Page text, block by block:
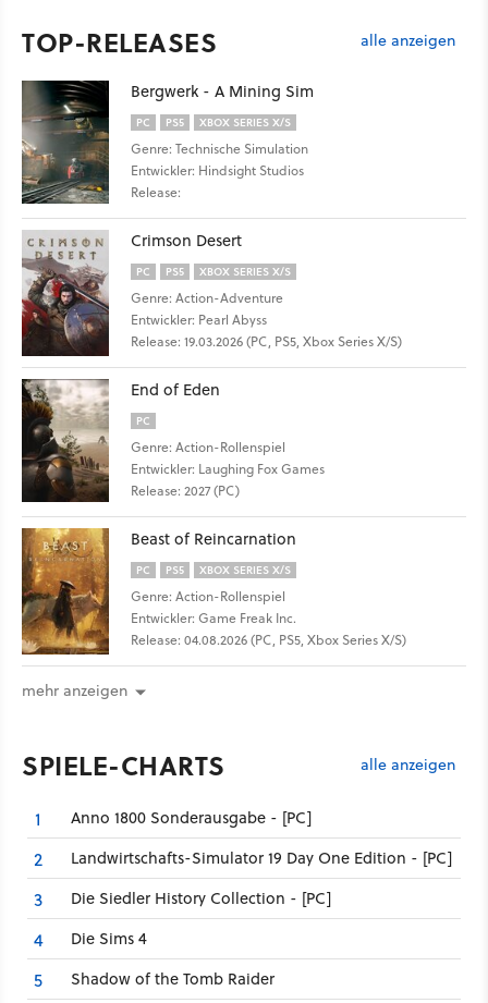
TOP-RELEASES alle anzeigen
Bergwerk - A Mining Sim
PC PS5 XBOX SERIES X/S
Genre: Technische Simulation
Entwickler: Hindsight Studios
Release:
Crimson Desert
PC PS5 XBOX SERIES X/S
Genre: Action-Adventure
Entwickler: Pearl Abyss
Release: 19.03.2026 (PC, PS5, Xbox Series X/S)
End of Eden
PC
Genre: Action-Rollenspiel
Entwickler: Laughing Fox Games
Release: 2027 (PC)
Beast of Reincarnation
PC PS5 XBOX SERIES X/S
Genre: Action-Rollenspiel
Entwickler: Game Freak Inc.
Release: 04.08.2026 (PC, PS5, Xbox Series X/S)
mehr anzeigen
SPIELE-CHARTS alle anzeigen
1 Anno 1800 Sonderausgabe - [PC]
2 Landwirtschafts-Simulator 19 Day One Edition - [PC]
3 Die Siedler History Collection - [PC]
4 Die Sims 4
5 Shadow of the Tomb Raider